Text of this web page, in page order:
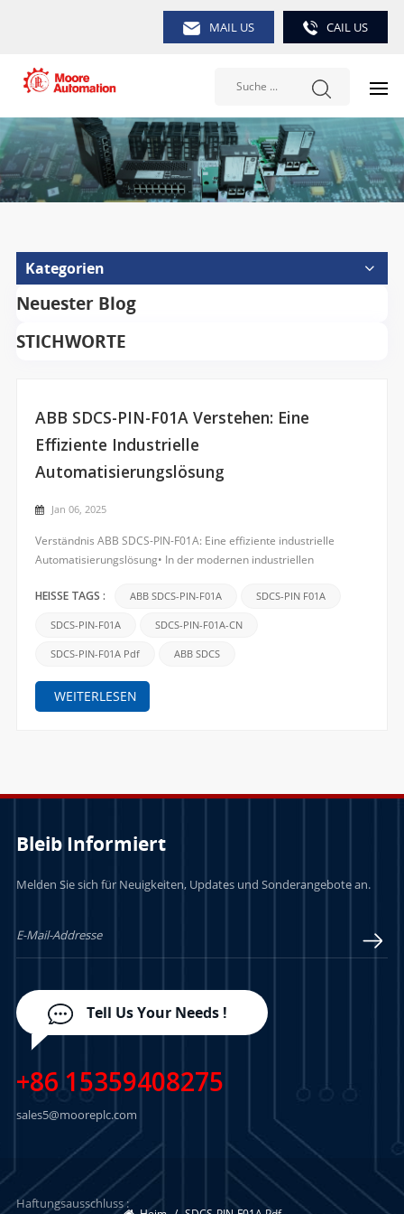
MAIL US CAIL US
Kategorien
Neuester Blog
STICHWORTE
ABB SDCS-PIN-F01A Verstehen: Eine
Effiziente Industrielle
Automatisierungslösung
Jan 06, 2025
Verständnis ABB SDCS-PIN-F01A: Eine effiziente industrielle
Automatisierungslösung• In der modernen industriellen
entscheidender Bedeutung. Als weltweit führender Anbieter von
HEISSE TAGS : ABB SDCS-PIN-F01A SDCS-PIN F01A
SDCS-PIN-F01A SDCS-PIN-F01A-CN
SDCS-PIN-F01A Pdf ABB SDCS
WEITERLESEN
Bleib Informiert
Melden Sie sich für Neuigkeiten, Updates und Sonderangebote an.
Tell Us Your Needs !
+86 15359408275
sales5@mooreplc.com
Haftungsausschluss :